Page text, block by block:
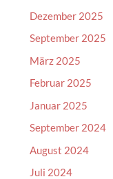
Dezember 2025
September 2025
März 2025
Februar 2025
Januar 2025
September 2024
August 2024
Juli 2024